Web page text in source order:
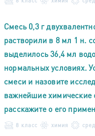
Смесь 0,3 г
растворили в 8 мл 1 н.
выделилось 36,4 мл
нормальных условиях.
смеси и назовите
важнейшие химические
расскажите о его
8 класс химия